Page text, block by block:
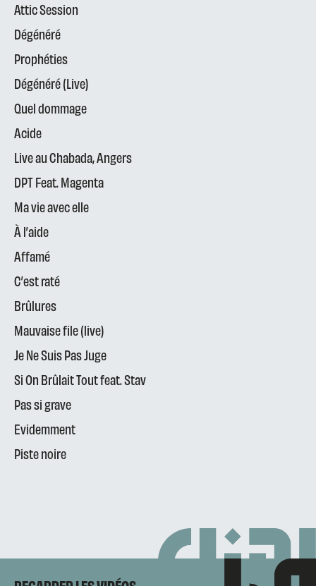
Attic Session
Dégénéré
Prophéties
Dégénéré (Live)
Quel dommage
Acide
Live au Chabada, Angers
DPT Feat. Magenta
Ma vie avec elle
À l’aide
Affamé
C’est raté
Brûlures
Mauvaise file (live)
Je Ne Suis Pas Juge
Si On Brûlait Tout feat. Stav
Pas si grave
Evidemment
Piste noire